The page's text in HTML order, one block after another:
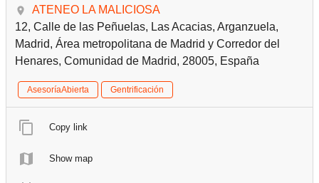
ATENEO LA MALICIOSA
12, Calle de las Peñuelas, Las Acacias, Arganzuela,
Madrid, Área metropolitana de Madrid y Corredor del
Henares, Comunidad de Madrid, 28005, España
AsesoríaAbierta Gentrificación
Copy link
Show map